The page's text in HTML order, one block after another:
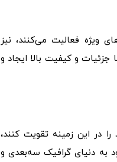
ویژه فعالیت می‌کنند، نیز
جزئیات و کیفیت بالا ایجاد و
در این زمینه تقویت کنند،
به دنیای گرافیک سه‌بعدی و